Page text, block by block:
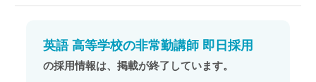
英語 高等学校の非常勤講師 即日採用
の採用情報は、掲載が終了しています。